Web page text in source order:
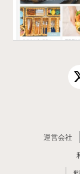
運営会社